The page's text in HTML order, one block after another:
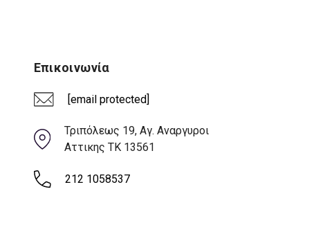
Επικοινωνία
[email protected]
Τριπόλεως 19, Αγ. Αναργυροι
Αττικης ΤΚ 13561
212 1058537